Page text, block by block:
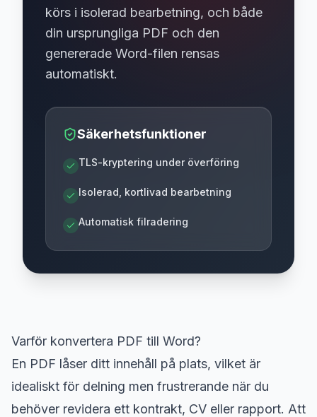
körs i isolerad bearbetning, och både
din ursprungliga PDF och den
genererade Word-filen rensas
automatiskt.
Säkerhetsfunktioner
TLS-kryptering under överföring
Isolerad, kortlivad bearbetning
Automatisk filradering
Varför konvertera PDF till Word?
En PDF låser ditt innehåll på plats, vilket är
idealiskt för delning men frustrerande när du
behöver revidera ett kontrakt, CV eller rapport. Att